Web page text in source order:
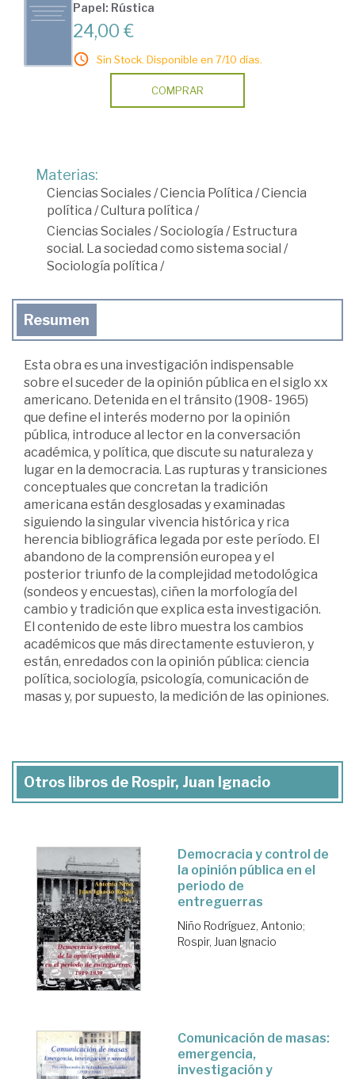
Papel: Rústica
24,00 €
Sin Stock. Disponible en 7/10 días.
COMPRAR
Materias:
Ciencias Sociales/Ciencia Política /Ciencia
política /Cultura política /
Ciencias Sociales/Sociología /Estructura
social. La sociedad como sistema social /
Sociología política /
Resumen
Esta obra es una investigación indispensable
sobre el suceder de la opinión pública en el siglo xx
americano. Detenida en el tránsito (1908- 1965)
que define el interés moderno por la opinión
pública, introduce al lector en la conversación
académica, y política, que discute su naturaleza y
lugar en la democracia. Las rupturas y transiciones
conceptuales que concretan la tradición
americana están desglosadas y examinadas
siguiendo la singular vivencia histórica y rica
herencia bibliográfica legada por este período. El
abandono de la comprensión europea y el
posterior triunfo de la complejidad metodológica
(sondeos y encuestas), ciñen la morfología del
cambio y tradición que explica esta investigación.
El contenido de este libro muestra los cambios
académicos que más directamente estuvieron, y
están, enredados con la opinión pública: ciencia
política, sociología, psicología, comunicación de
masas y, por supuesto, la medición de las opiniones.
Otros libros de Rospir, Juan Ignacio
Democracia y control de
la opinión pública en el
periodo de
entreguerras
Niño Rodríguez, Antonio;
Rospir, Juan Ignacio
Comunicación de masas:
emergencia,
investigación y